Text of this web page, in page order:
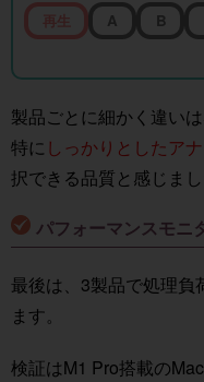
再生 A B
製品ごとに細かく違い
特に しっかりとしたア
択できる品質と感じまし
パフォーマンスモニ
最後は、3製品で処理負
ます。
検証はM1 Pro搭載の